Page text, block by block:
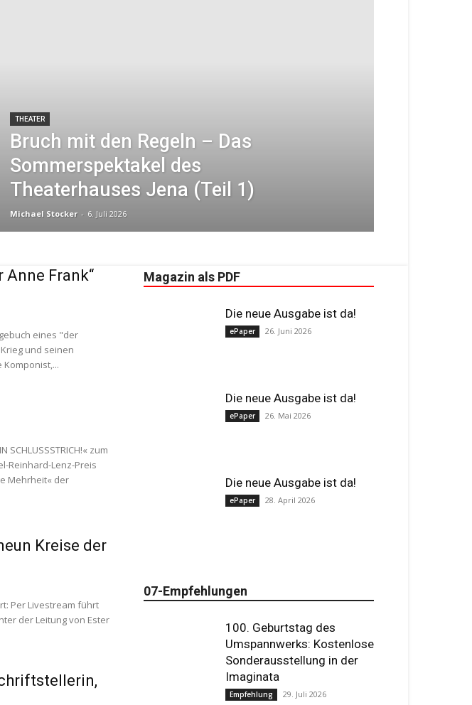
THEATER
Bruch mit den Regeln – Das
Sommerspektakel des
Theaterhauses Jena (Teil 1)
Michael Stocker - 6. Juli 2026
Anne Frank“
eines "der
und seinen
zum
Reinhard-Lenz-Preis
Mehrheit« der
Kreise der
Per Livestream führt
der Leitung von Ester
Magazin als PDF
Die neue Ausgabe ist da!
ePaper 26. Juni 2026
Die neue Ausgabe ist da!
ePaper 26. Mai 2026
Die neue Ausgabe ist da!
ePaper 28. April 2026
07-Empfehlungen
100. Geburtstag des
Umspannwerks: Kostenlose
Sonderausstellung in der
Imaginata
Empfehlung 29. Juli 2026